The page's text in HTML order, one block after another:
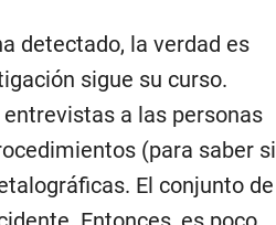
detectado, la verdad es
sigue su curso.
a las personas
(para saber si
El conjunto de